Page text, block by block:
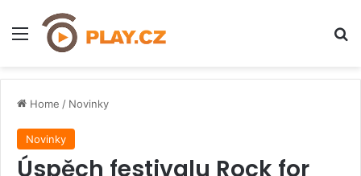
Menu
Home / Novinky
Novinky
Úspěch festivalu Rock for